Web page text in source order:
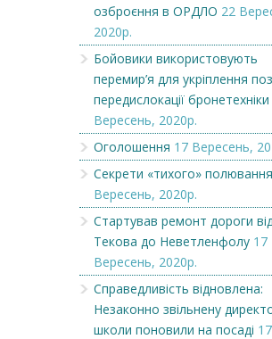
озброєння в ОРДЛО 22
2020р.
Бойовики використовують
перемир’я для укріплення
передислокації бронетехніки
Вересень, 2020р.
Оголошення 17 Вересень,
Секрети «тихого» полювання
Вересень, 2020р.
Стартував ремонт дороги
Текова до Неветленфолу 17
Вересень, 2020р.
Справедливість відновлена:
Незаконно звільнену
школи поновили на посаді 17